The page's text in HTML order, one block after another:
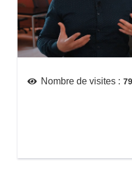
Nombre de visites :